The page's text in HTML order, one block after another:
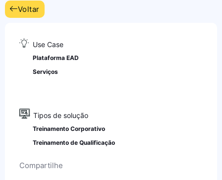
Voltar
Use Case
Plataforma EAD
Serviços
Tipos de solução
Treinamento Corporativo
Treinamento de Qualificação
Compartilhe